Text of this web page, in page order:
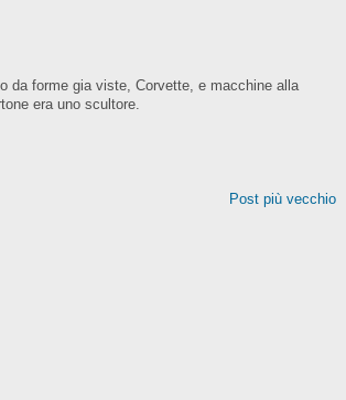
da forme gia viste, Corvette, e macchine alla
era uno scultore.
Post più vecchio